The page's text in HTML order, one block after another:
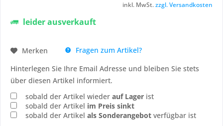
inkl. MwSt.zzgl. Versandkosten
leider ausverkauft
Merken
Fragen zum Artikel?
Hinterlegen Sie Ihre Email Adresse und bleiben Sie stets
über diesen Artikel informiert.
sobald der Artikel wieder auf Lager ist
sobald der Artikel im Preis sinkt
sobald der Artikel als Sonderangebot verfügbar ist